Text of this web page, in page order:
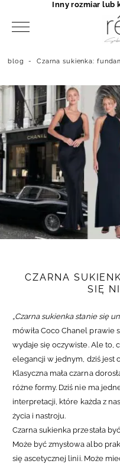
blog - Czarna sukienka:
CZARNA
SIĘ
„Czarna sukienka stanie się
mówiła Coco Chanel prawie
wydaje się oczywiste. Ale to,
elegancji w jednym, dziś jest
Klasyczna mała czarna
różne formy. Dziś nie ma
interpretacji, które każda z
życia i nastroju.
Czarna sukienka przestała
Może być zmysłowa albo
się ascetycznej linii. Może
Inny rozmiar lub